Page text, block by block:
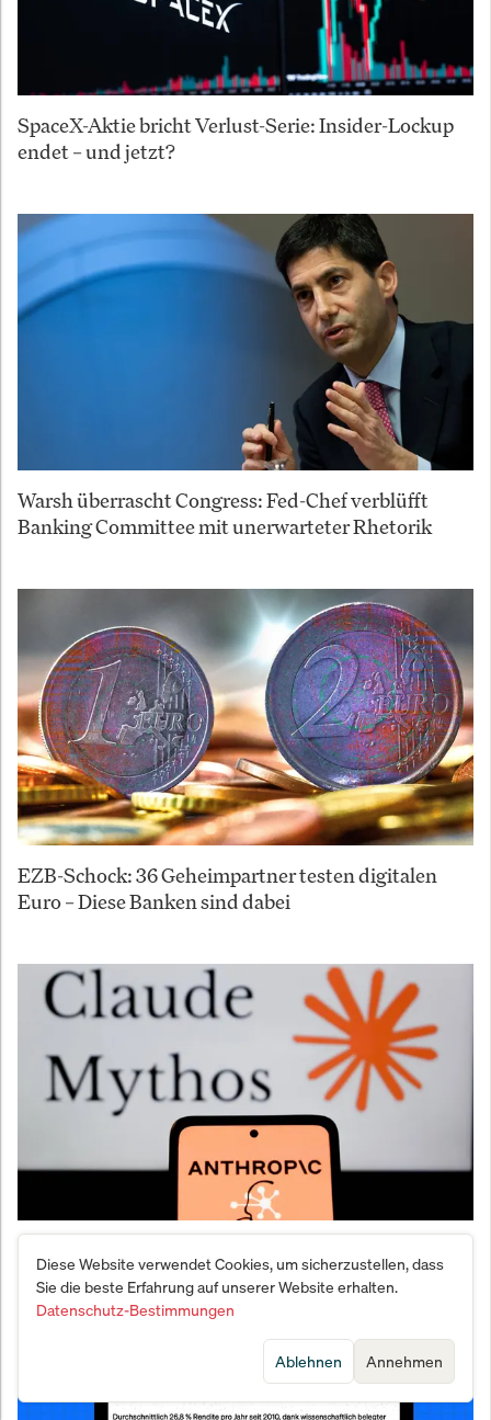
SpaceX-Aktie bricht Verlust-Serie: Insider-Lockup
endet – und jetzt?
Warsh überrascht Congress: Fed-Chef verblüfft
Banking Committee mit unerwarteter Rhetorik
EZB-Schock: 36 Geheimpartner testen digitalen
Euro – Diese Banken sind dabei
OpenAI und DeepSeek jetzt unter Druck geraten
Diese Website verwendet Cookies, um sicherzustellen, dass
Sie die beste Erfahrung auf unserer Website erhalten.
Datenschutz-Bestimmungen
Annehmen
Ablehnen